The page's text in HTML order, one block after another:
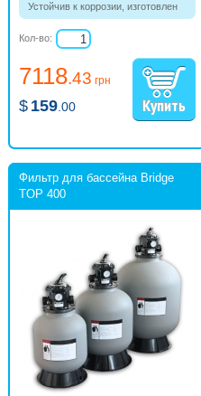
Устойчив к коррозии, изготовлен
из полиэтилена, с 4-х
позиционным верхним клапаном
7118.43 грн
$ 159 .00
Кол-во:
Фильтр для бассейна Bridge
TOP 400